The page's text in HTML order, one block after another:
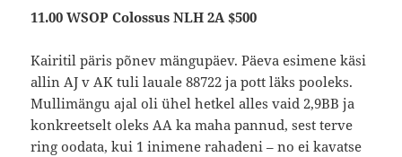
11.00 WSOP Colossus NLH 2A $500
Kairitil päris põnev mängupäev. Päeva esimene käsi
allin AJ v AK tuli lauale 88722 ja pott läks pooleks.
Mullimängu ajal oli ühel hetkel alles vaid 2,9BB ja
konkreetselt oleks AA ka maha pannud, sest terve
ring oodata, kui 1 inimene rahadeni – no ei kavatse